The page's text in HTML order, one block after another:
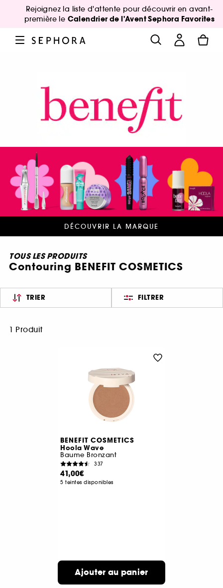
Rejoignez la liste d'attente pour découvrir en avant-
première le Calendrier de l'Avent Sephora Favorites
DÉCOUVRIR LA MARQUE
TOUS LES PRODUITS
Contouring BENEFIT COSMETICS
TRIER FILTRER
1 Produit
BENEFIT COSMETICS
Hoola Wave
Baume Bronzant
337
41,00€
5 teintes disponibles
Ajouter au panier